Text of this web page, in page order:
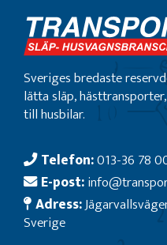
Sveriges bredaste
lätta släp,
till husbilar.
Telefon:013-36 78
E-post:
Adress:
Sverige